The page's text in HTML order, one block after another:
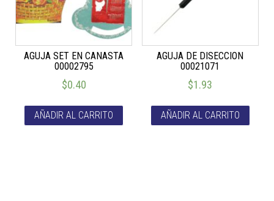
AGUJA SET EN CANASTA
00002795
$0.40
AÑADIR AL CARRITO
AGUJA DE DISECCION
00021071
$1.93
AÑADIR AL CARRITO